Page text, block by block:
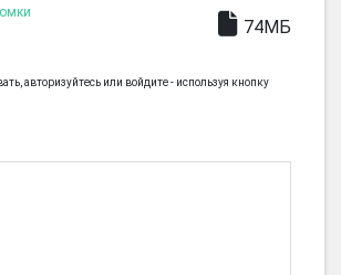
74МБ
авторизуйтесь или войдите - используя кнопку